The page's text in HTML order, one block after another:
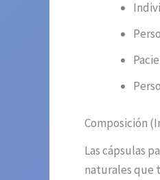
Composición
Las cápsulas
naturales que